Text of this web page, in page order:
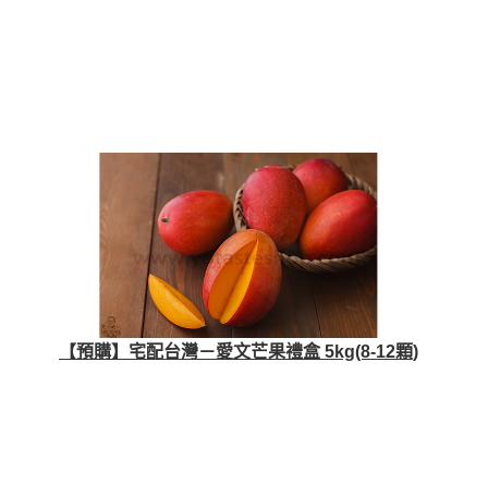
【預購】宅配台灣－愛文芒果禮盒 5kg(8-12顆)